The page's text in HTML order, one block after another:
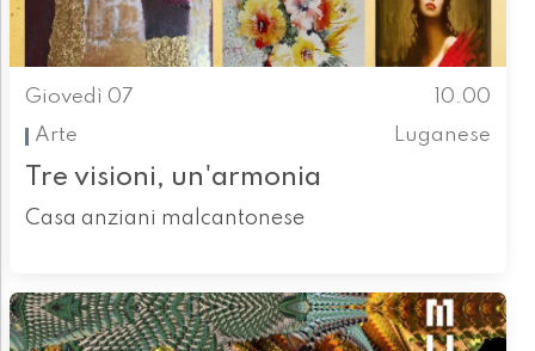
Giovedì 07
10.00
Arte
Luganese
Tre visioni, un'armonia
Casa anziani malcantonese